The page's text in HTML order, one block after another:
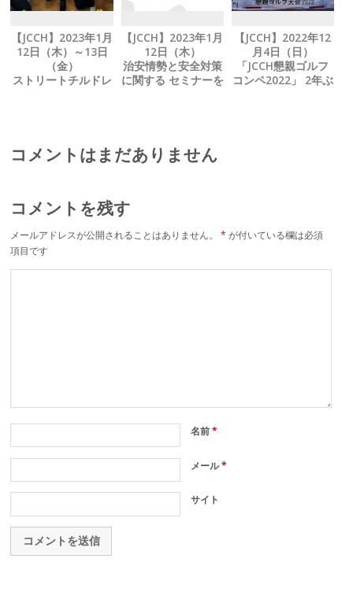
【JCCH】2023年1月
12日（木）～13日
（金）
ストリートチルドレ
【JCCH】2023年1月
12日（木）
治安情勢と安全対策
に関する セミナーを
【JCCH】2022年12
月4日（日）
「JCCH懇親ゴルフ
コンペ2022」 2年ぶ
コメントはまだありません
コメントを残す
メールアドレスが公開されることはありません。 * が付いている欄は必須
項目です
名前*
メール*
サイト